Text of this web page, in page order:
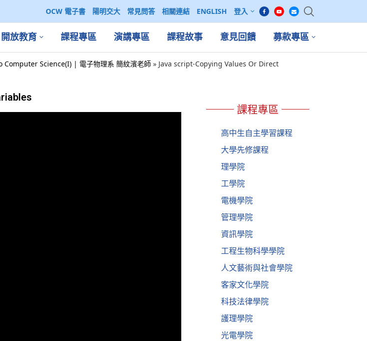
OCW 電子書 陽明交大 常見問答 相關連結 ENGLISH 登入
開放教育 課程專區 演講專區 課程故事 意見回饋 募款專區
Science(I) | 電子物理系 簡紋濱老師 » Java script-Copying Values Or Direct
課程專區
高中生自主學習課程
大學先修課程
理學院
工學院
電機學院
管理學院
資訊學院
工程生物科學學院
人文藝術與社會學院
客家文化學院
科技法律學院
護理學院
光電學院